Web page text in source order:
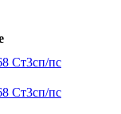
Ст3сп/пс
Ст3сп/пс